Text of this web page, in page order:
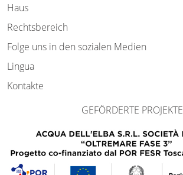
Haus
Rechtsbereich
Folge uns in den sozialen Medien
Lingua
Kontakte
GEFÖRDERTE PROJEKTE